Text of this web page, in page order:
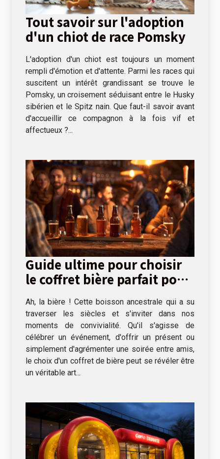
Tout savoir sur l'adoption
d'un chiot de race Pomsky
L'adoption d'un chiot est toujours un moment
rempli d'émotion et d'attente. Parmi les races qui
suscitent un intérêt grandissant se trouve le
Pomsky, un croisement séduisant entre le Husky
sibérien et le Spitz nain. Que faut-il savoir avant
d'accueillir ce compagnon à la fois vif et
affectueux ?...
Guide ultime pour choisir
le coffret bière parfait pour
Ah, la bière ! Cette boisson ancestrale qui a su
traverser les siècles et s'inviter dans nos
moments de convivialité. Qu'il s'agisse de
célébrer un événement, d'offrir un présent ou
simplement d'agrémenter une soirée entre amis,
le choix d'un coffret de bière peut se révéler être
un véritable art...